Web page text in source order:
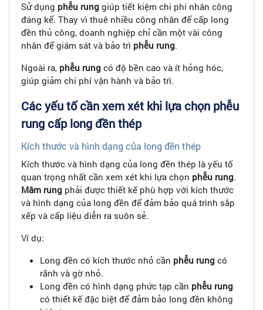
Sử dụng phễu rung giúp tiết kiệm chi phí nhân công
đáng kể. Thay vì thuê nhiều công nhân để cấp long
đền thủ công, doanh nghiệp chỉ cần một vài công
nhân để giám sát và bảo trì phễu rung.
Ngoài ra, phễu rung có độ bền cao và ít hỏng hóc,
giúp giảm chi phí vận hành và bảo trì.
Các yếu tố cần xem xét khi lựa chọn phễu
rung cấp long đền thép
Kích thước và hình dạng của long đền thép
Kích thước và hình dạng của long đền thép là yếu tố
quan trọng nhất cần xem xét khi lựa chọn phễu rung.
Mâm rung phải được thiết kế phù hợp với kích thước
và hình dạng của long đền để đảm bảo quá trình sắp
xếp và cấp liệu diễn ra suôn sẻ.
Ví dụ:
Long đền có kích thước nhỏ cần phễu rung có
rãnh và gờ nhỏ.
Long đền có hình dạng phức tạp cần phễu rung
có thiết kế đặc biệt để đảm bảo long đền không